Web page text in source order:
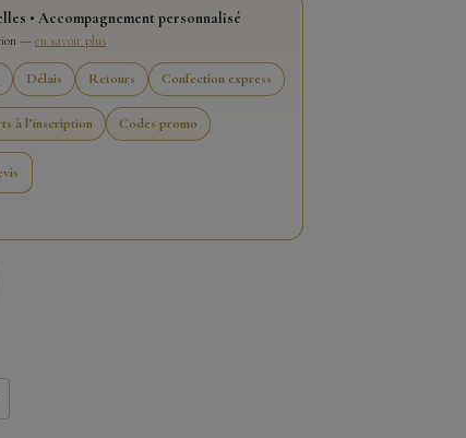
• Accompagnement personnalisé
— en savoir plus
Délais Retours Confection express
à l’inscription Codes promo